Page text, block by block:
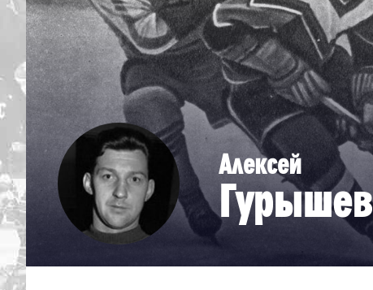
МХК Спартак
СКА-1946
Дивизион Серебряный
Академия СКА
АКМ-Юниор
Амурские Тигры
Красная Машина-Юниор
Крылья Советов
МХК Динамо-Карелия
МХК Спартак-МАХ
Алексей
Гурышев